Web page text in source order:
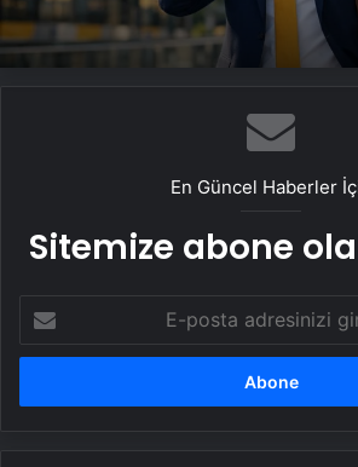
En Güncel Haberler
Sitemize abone
posta
adresinizi